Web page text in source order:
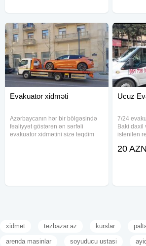
Evakuator xidməti
Azərbaycanın hər bir bölgəsində
fəaliyyət göstərən ən sərfəli
evakuator xidmətini sizə təqdim
Ucuz
7/24
Baki daxil
istenilen
masinlarin
20 AZN
xidmet tezbazar.az kurslar
arenda masinlar soyuducu ustasi